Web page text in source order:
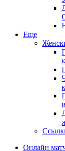
Еще
Онлайн